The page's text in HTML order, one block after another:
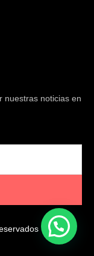
nuestras noticias en